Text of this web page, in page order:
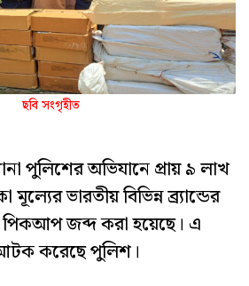
ছবি সংগৃহীত
পুলিশের অভিযানে প্রায় ৯ লাখ
ভারতীয় বিভিন্ন ব্র্যান্ডের
জব্দ করা হয়েছে। এ
করেছে পুলিশ।